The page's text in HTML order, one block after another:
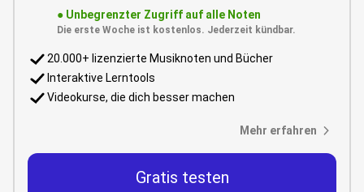
● Unbegrenzter Zugriff auf alle Noten
Die erste Woche ist kostenlos. Jederzeit kündbar.
20.000+ lizenzierte Musiknoten und Bücher
Interaktive Lerntools
Videokurse, die dich besser machen
Mehr erfahren
Gratis testen